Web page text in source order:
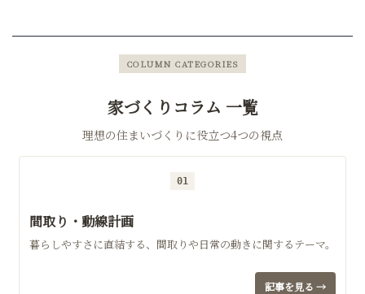
COLUMN CATEGORIES
家づくりコラム 一覧
理想の住まいづくりに役立つ4つの視点
01
間取り・動線計画
暮らしやすさに直結する、間取りや日常の動きに関するテーマ。
記事を見る →